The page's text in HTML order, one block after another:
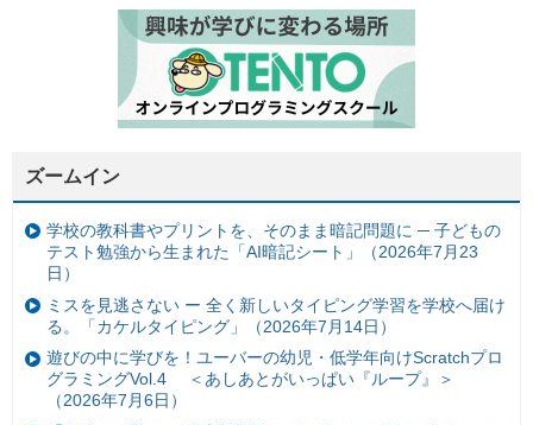
ズームイン
学校の教科書やプリントを、そのまま暗記問題に ─ 子どもの
テスト勉強から生まれた「AI暗記シート」（2026年7月23
日）
ミスを見逃さない ー 全く新しいタイピング学習を学校へ届け
る。「カケルタイピング」（2026年7月14日）
遊びの中に学びを！ユーバーの幼児・低学年向けScratchプロ
グラミングVol.4 ＜あしあとがいっぱい『ループ』＞
（2026年7月6日）